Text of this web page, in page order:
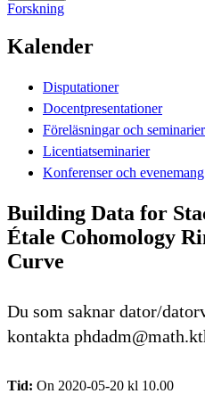
Forskning
Kalender
Disputationer
Docentpresentationer
Föreläsningar och seminarier
Licentiatseminarier
Konferenser och evenemang
Building Data for
Étale Cohomology
Curve
Du som saknar dator/
kontakta
Tid: On 2020-05-20 kl 10.00